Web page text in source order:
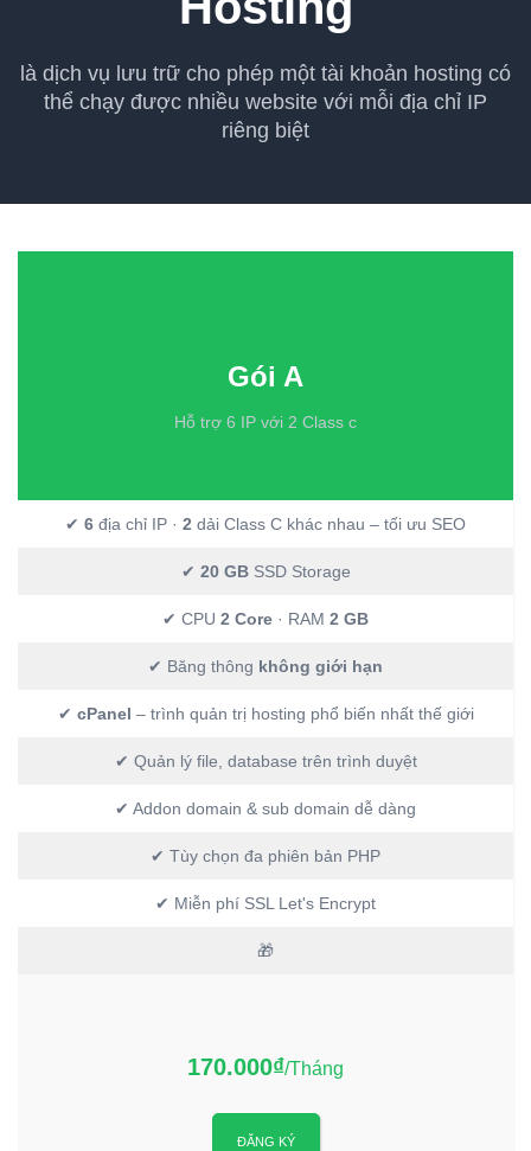
là dịch vụ lưu trữ cho phép một tài khoản hosting có
thể chạy được nhiều website với mỗi địa chỉ IP
riêng biệt
Gói A
Hỗ trợ 6 IP với 2 Class c
✔ 6 địa chỉ IP · 2 dải Class C khác nhau – tối ưu SEO
✔ 20 GBSSD Storage
✔ CPU 2 Core · RAM 2 GB
✔ Băng thông không giới hạn
✔ cPanel – trình quản trị hosting phổ biến nhất thế giới
✔ Quản lý file, database trên trình duyệt
✔ Addon domain & sub domain dễ dàng
✔ Tùy chọn đa phiên bản PHP
✔ Miễn phí SSL Let's Encrypt
🎁
170.000₫/Tháng
ĐĂNG KÝ